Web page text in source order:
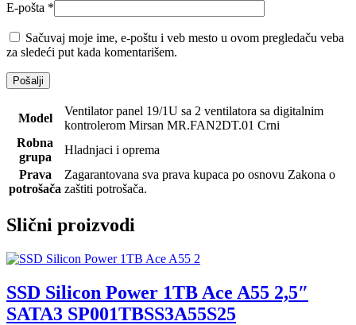
E-pošta *
Sačuvaj moje ime, e-poštu i veb mesto u ovom pregledaču veba
za sledeći put kada komentarišem.
Model
Ventilator panel 19/1U sa 2 ventilatora sa digitalnim
kontrolerom Mirsan MR.FAN2DT.01 Crni
Robna
grupa
Hladnjaci i oprema
Prava
potrošača
Zagarantovana sva prava kupaca po osnovu Zakona o
zaštiti potrošača.
Slični proizvodi
SSD Silicon Power 1TB Ace A55 2,5″
SATA3 SP001TBSS3A55S25